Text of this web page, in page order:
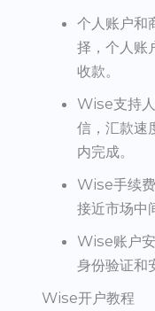
个人账户和
择，个人账
收款。
Wise支持
信，汇款速
内完成。
Wise手续
接近市场中
Wise账户
身份验证和
Wise开户教程